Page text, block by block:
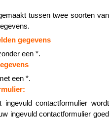
tussen twee soorten van
gegevens
een *.
een *.
:
contactformulier wordt
ingevuld contactformulier goed